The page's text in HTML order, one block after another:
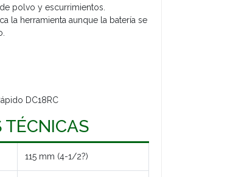
polvo y escurrimientos.
la herramienta aunque la batería se
DC18RC
TÉCNICAS
115 mm (4-1/2?)